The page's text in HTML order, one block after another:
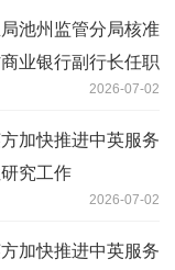
池州监管分局核准
业银行副行长任职
2026-07-02
加快推进中英服务
究工作
2026-07-02
加快推进中英服务